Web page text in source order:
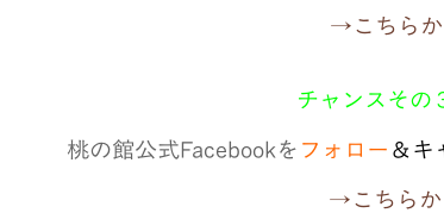
→こちらか
チャンスその
桃の館公式Facebookを フォロー ＆キ
→こちらか